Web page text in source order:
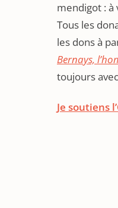
mendigot : à
Tous les
les dons à
Bernays,
toujours
Je soutiens